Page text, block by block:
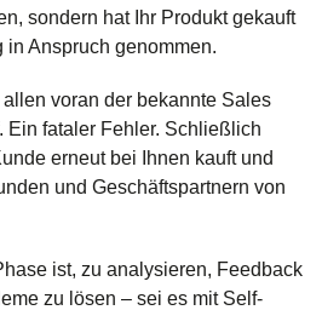
sondern hat Ihr Produkt gekauft
in Anspruch genommen.
voran der bekannte Sales
Ein fataler Fehler. Schließlich
erneut bei Ihnen kauft und
und Geschäftspartnern von
ist, zu analysieren, Feedback
zu lösen – sei es mit Self-